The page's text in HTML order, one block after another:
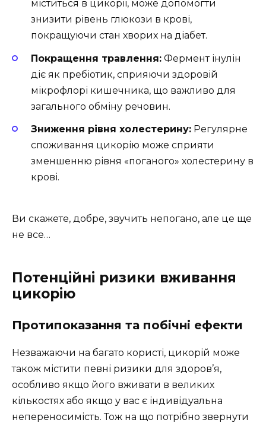
міститься в цикорії, може допомогти
знизити рівень глюкози в крові,
покращуючи стан хворих на діабет.
Покращення травлення: Фермент інулін
діє як пребіотик, сприяючи здоровій
мікрофлорі кишечника, що важливо для
загального обміну речовин.
Зниження рівня холестерину: Регулярне
споживання цикорію може сприяти
зменшенню рівня «поганого» холестерину в
крові.
Ви скажете, добре, звучить непогано, але це ще
не все…
Потенційні ризики вживання
цикорію
Протипоказання та побічні ефекти
Незважаючи на багато користі, цикорій може
також містити певні ризики для здоров’я,
особливо якщо його вживати в великих
кількостях або якщо у вас є індивідуальна
непереносимість. Тож на що потрібно звернути